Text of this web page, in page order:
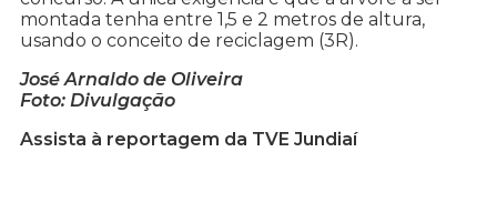
montada tenha entre 1,5 e 2 metros de altura,
usando o conceito de reciclagem (3R).
José Arnaldo de Oliveira
Foto: Divulgação
Assista à reportagem da TVE Jundiaí